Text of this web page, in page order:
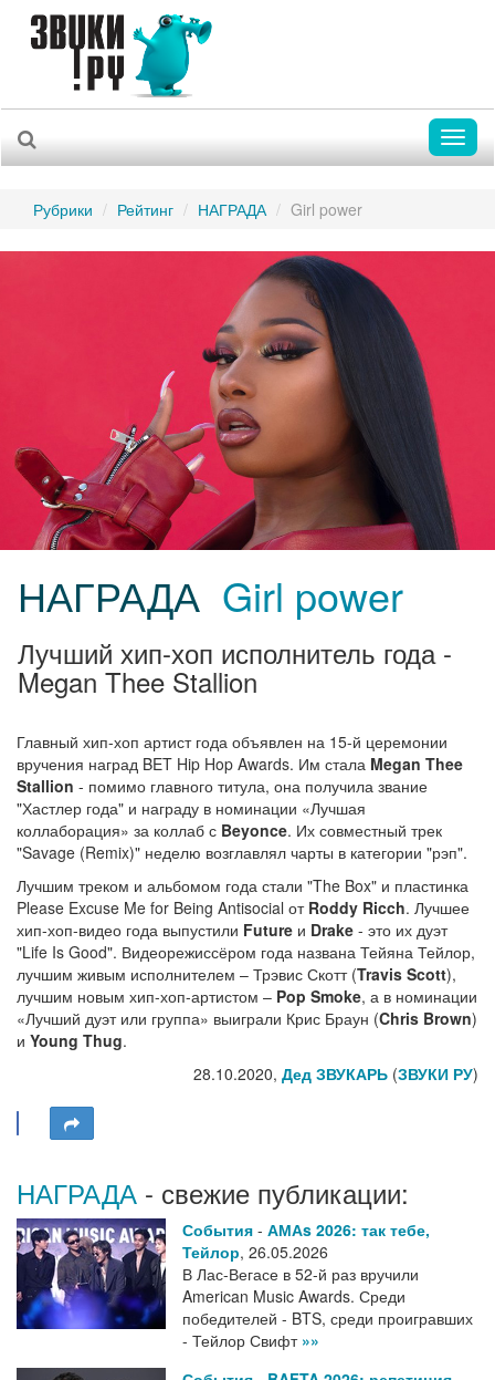
Рубрики Рейтинг НАГРАДА Girl power
НАГРАДА Girl power
Лучший хип-хоп исполнитель года -
Megan Thee Stallion
Главный хип-хоп артист года объявлен на 15-й церемонии
вручения наград BET Hip Hop Awards. Им стала Megan Thee
Stallion - помимо главного титула, она получила звание
"Хастлер года" и награду в номинации «Лучшая
коллаборация» за коллаб с Beyonce. Их совместный трек
"Savage (Remix)" неделю возглавлял чарты в категории "рэп".
Лучшим треком и альбомом года стали "The Box" и пластинка
Please Excuse Me for Being Antisocial от Roddy Ricch. Лучшее
хип-хоп-видео года выпустили Future и Drake - это их дуэт
"Life Is Good". Видеорежиссёром года названа Тейяна Тейлор,
лучшим живым исполнителем – Трэвис Скотт (Travis Scott),
лучшим новым хип-хоп-артистом – Pop Smoke, а в номинации
«Лучший дуэт или группа» выиграли Крис Браун (Chris Brown)
и Young Thug.
28.10.2020, Дед ЗВУКАРЬ (ЗВУКИ РУ)
НАГРАДА - свежие публикации:
События - АМАs 2026: так тебе,
Тейлор, 26.05.2026
В Лас-Вегасе в 52-й раз вручили
American Music Awards. Среди
победителей - BTS, среди проигравших
- Тейлор Свифт »»